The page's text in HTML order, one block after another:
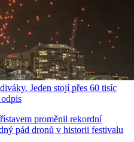
Jeden stojí přes 60 tisíc
proměnil rekordní
pád dronů v historii festivalu